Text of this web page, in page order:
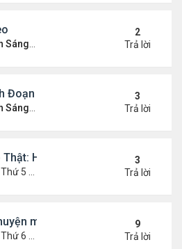
Sáng Thứ 3 Tháng 10 22, 2024 2:03
2
Trả lời
Đoạn (tiếp theo)
Sáng Thứ 2 Tháng 10 07, 2024 2:19
3
Trả lời
Hồng Vân, Lê Quốc Nam
Thứ 5 Tháng 11 05, 2020 2:49 pm
3
Trả lời
ma kinh dị
Thứ 6 Tháng 10 16, 2020 10:39 am
9
Trả lời